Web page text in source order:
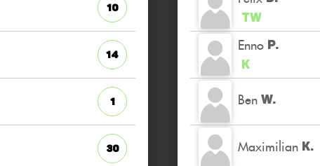
10
14
1
30
TW
Enno P.
K
Ben W.
Maximilian K.